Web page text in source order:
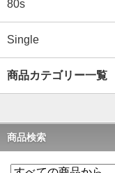
80s
Single
商品カテゴリー一覧
商品検索